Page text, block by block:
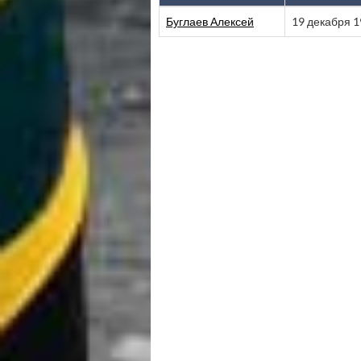
Буглаев Алексей 19 декабря